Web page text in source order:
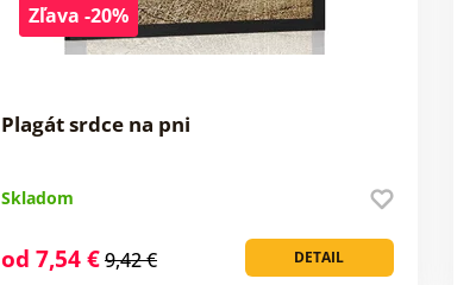
Zľava -20%
Plagát srdce na pni
Skladom
DETAIL
od 7,54 €9,42 €